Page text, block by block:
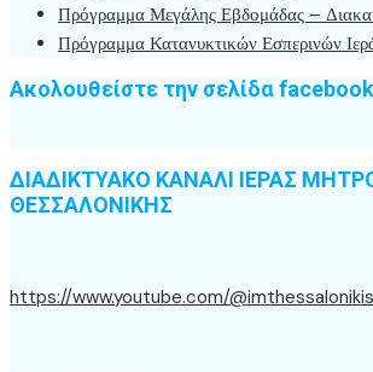
Πρόγραμμα Μεγάλης Εβδομάδας –
Πρόγραμμα Κατανυκτικών Εσπερινών
Ακολουθείστε την σελίδα
ΔΙΑΔΙΚΤΥΑΚΟ ΚΑΝΑΛΙ ΙΕΡΑΣ
ΘΕΣΣΑΛΟΝΙΚΗΣ
https://www.youtube.com/@imthessalonikis